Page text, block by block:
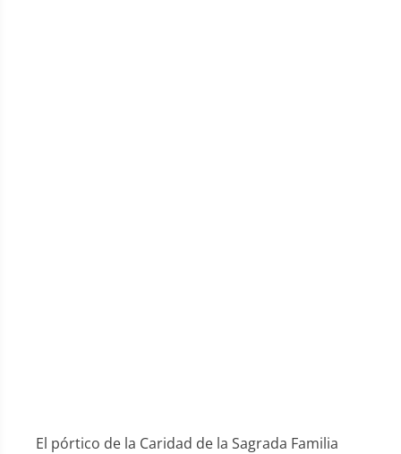
El pórtico de la Caridad de la Sagrada Familia